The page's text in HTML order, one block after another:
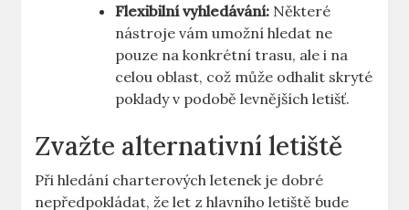
Flexibilní vyhledávání: Některé
nástroje vám umožní hledat ne
pouze na konkrétní trasu, ale i na
celou oblast, což může odhalit skryté
poklady v podobě levnějších letišť.
Zvažte alternativní letiště
Při hledání charterových letenek je dobré
nepředpokládat, že let z hlavního letiště bude